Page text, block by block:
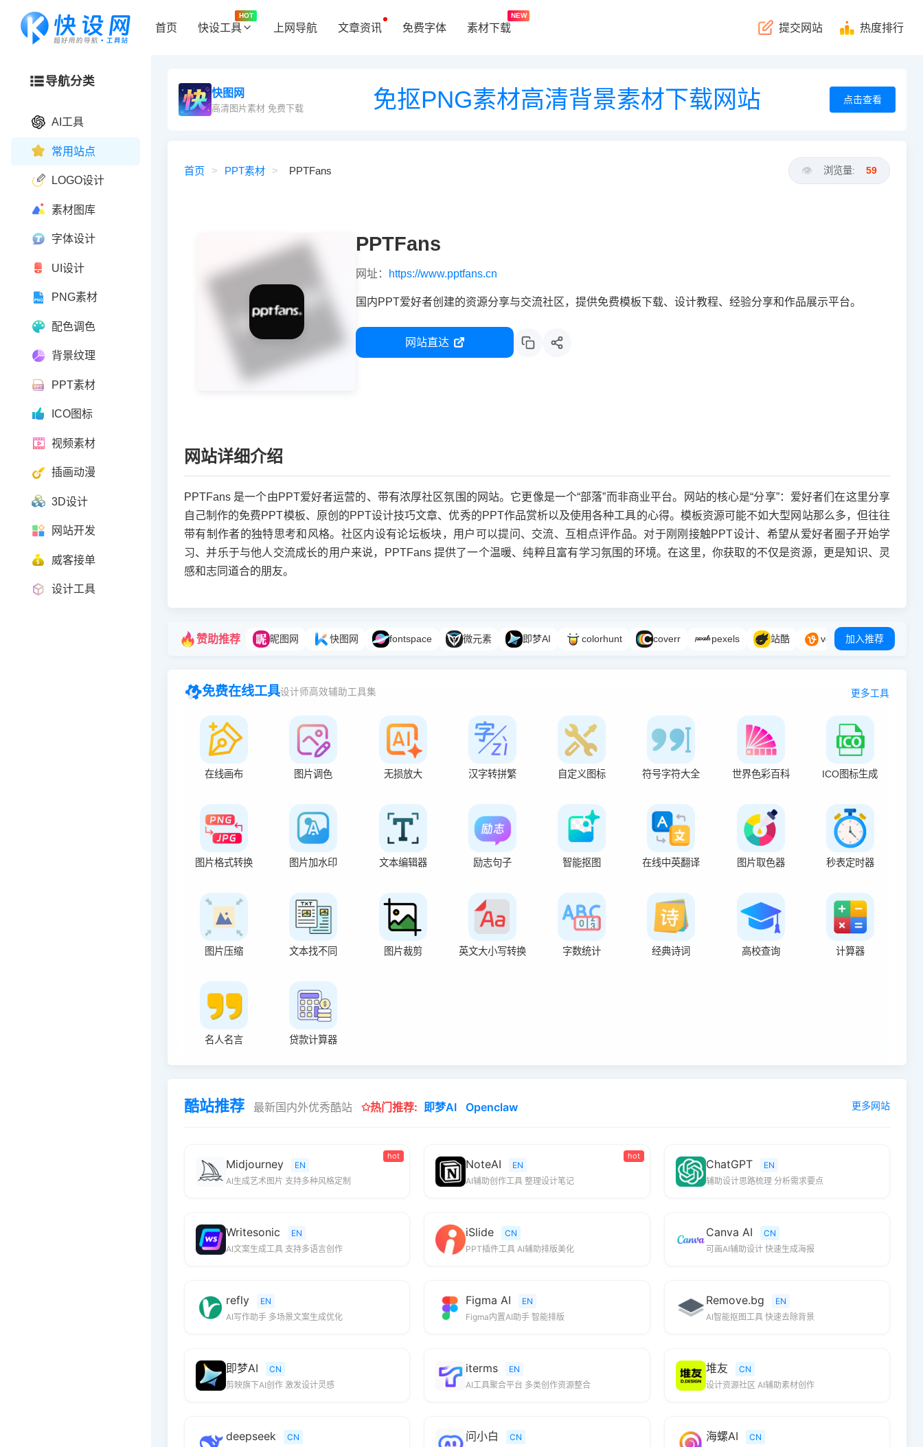
首页 快设工具
HOT
上网导航 文章资讯 免费字体 素材下载
NEW
提交网站 热度排行
导航分类
AI工具
常用站点
LOGO设计
素材图库
字体设计
UI设计
PNG素材
配色调色
背景纹理
PPT素材
ICO图标
视频素材
插画动漫
3D设计
网站开发
威客接单
设计工具
快图网
高清图片素材 免费下载 免抠PNG素材高清背景素材下载网站 点击查看
首页 > PPT素材 > PPTFans 👁️ 浏览量: 59
PPTFans
网址： https://www.pptfans.cn
国内PPT爱好者创建的资源分享与交流社区，提供免费模板下载、设计教程、经验分享和作品展示平台。
网站直达
网站详细介绍
PPTFans 是一个由PPT爱好者运营的、带有浓厚社区氛围的网站。它更像是一个“部落”而非商业平台。网站的核心是“分享”：爱好者们在这里分享
自己制作的免费PPT模板、原创的PPT设计技巧文章、优秀的PPT作品赏析以及使用各种工具的心得。模板资源可能不如大型网站那么多，但往往
带有制作者的独特思考和风格。社区内设有论坛板块，用户可以提问、交流、互相点评作品。对于刚刚接触PPT设计、希望从爱好者圈子开始学
习、并乐于与他人交流成长的用户来说，PPTFans 提供了一个温暖、纯粹且富有学习氛围的环境。在这里，你获取的不仅是资源，更是知识、灵
感和志同道合的朋友。
赞助推荐 昵图网 快图网 fontspace 微元素 即梦AI colorhunt coverr pexels 站酷 vecteezy加入推荐
免费在线工具设计师高效辅助工具集 更多工具
在线画布 图片调色 无损放大 汉字转拼繁 自定义图标 符号字符大全 世界色彩百科 ICO图标生成
图片格式转换 图片加水印 文本编辑器 励志句子 智能抠图 在线中英翻译 图片取色器 秒表定时器
图片压缩 文本找不同 图片裁剪 英文大小写转换 字数统计 经典诗词 高校查询 计算器
名人名言 贷款计算器
酷站推荐 最新国内外优秀酷站 ✩热门推荐: 即梦AI Openclaw 更多网站
hot
Midjourney
EN
AI生成艺术图片 支持多种风格定制
hot
NoteAI
EN
AI辅助创作工具 整理设计笔记
ChatGPT
EN
辅助设计思路梳理 分析需求要点
Writesonic
EN
AI文案生成工具 支持多语言创作
iSlide
CN
PPT插件工具 AI辅助排版美化
Canva AI
CN
可画AI辅助设计 快速生成海报
refly
EN
AI写作助手 多场景文案生成优化
Figma AI
EN
Figma内置AI助手 智能排版
Remove.bg
EN
AI智能抠图工具 快速去除背景
即梦AI
CN
剪映旗下AI创作 激发设计灵感
iterms
EN
AI工具聚合平台 多类创作资源整合
堆友
CN
设计资源社区 AI辅助素材创作
deepseek
CN
问小白
CN
海螺AI
CN